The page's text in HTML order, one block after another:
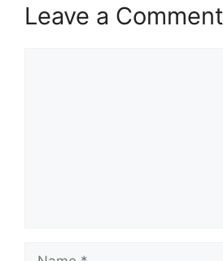
Leave a Comment